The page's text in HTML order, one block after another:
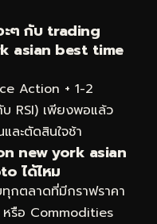
ะๆ กับ trading
asian best time
Action + 1-2
RSI) เพียงพอแล้ว
ละตัดสินใจช้า
new york asian
ได้ไหม
กตลาดที่มีกราฟราคา
หรือ Commodities